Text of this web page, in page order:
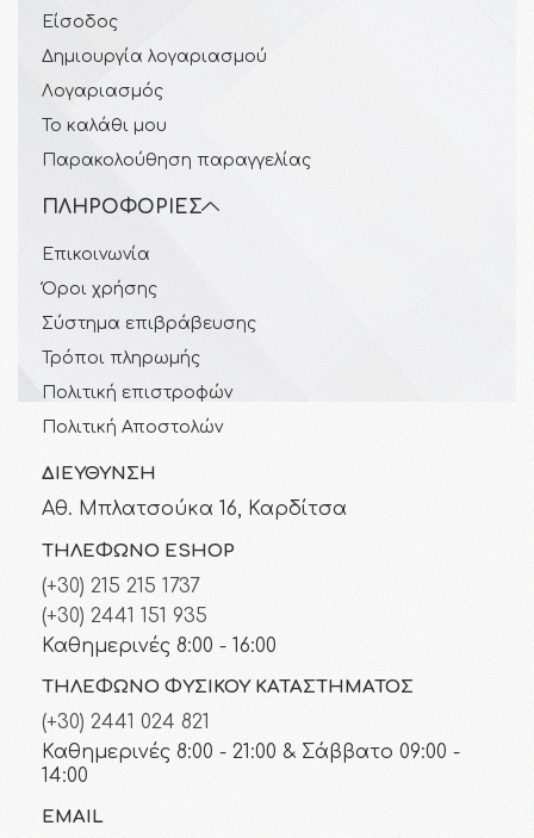
Είσοδος
Δημιουργία λογαριασμού
Λογαριασμός
Το καλάθι μου
Παρακολούθηση παραγγελίας
ΠΛΗΡΟΦΟΡΊΕΣ
Επικοινωνία
Όροι χρήσης
Σύστημα επιβράβευσης
Τρόποι πληρωμής
Πολιτική επιστροφών
Πολιτική Αποστολών
ΔΙΕΎΘΥΝΣΗ
Αθ. Μπλατσούκα 16, Καρδίτσα
ΤΗΛΈΦΩΝΟ ESHOP
(+30) 215 215 1737
(+30) 2441 151 935
Καθημερινές 8:00 - 16:00
ΤΗΛΈΦΩΝΟ ΦΥΣΙΚΟΎ ΚΑΤΑΣΤΉΜΑΤΟΣ
(+30) 2441 024 821
Καθημερινές 8:00 - 21:00 & Σάββατο 09:00 -
14:00
EMAIL